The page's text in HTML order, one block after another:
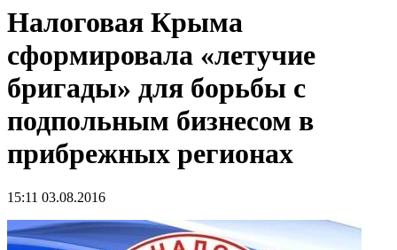
Налоговая Крыма
сформировала «летучие
бригады» для борьбы с
подпольным бизнесом в
прибрежных регионах
15:11 03.08.2016